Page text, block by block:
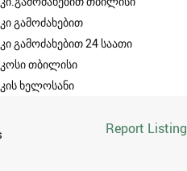
გამოძახებით
გამოძახებით 24 საათი
თბილისი
ხელოსანი
Report Listing